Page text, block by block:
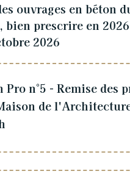
ouvrages en béton
bien prescrire en
2026
Pro n°5 - Remise des
de